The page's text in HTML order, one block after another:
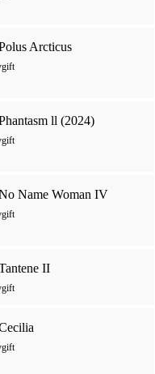
Arcticus
ll (2024)
Name Woman IV
II